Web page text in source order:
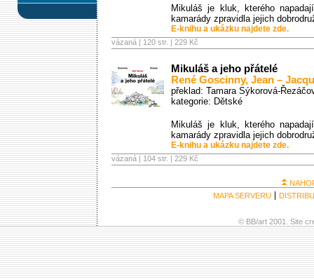
Mikuláš je kluk, kterého
kamarády zpravidla jejich
E-knihu a ukázku najdete zde.
vázaná | 120 str. | 229 Kč
Mikuláš a jeho přátelé
René Goscinny, Jean –
překlad: Tamara Sýkorová-
kategorie: Dětské
Mikuláš je kluk, kterého
kamarády zpravidla jejich
E-knihu a ukázku najdete zde.
vázaná | 104 str. | 229 Kč
MAPA SERVERU
© BB/art 2001. Site